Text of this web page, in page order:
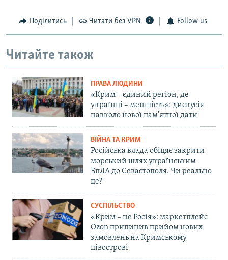
Поділитись Читати без VPN Follow us
Читайте також
ПРАВА ЛЮДИНИ
«Крим – єдиний регіон, де
українці – меншість»: дискусія
навколо нової пам'ятної дати
ВІЙНА ТА КРИМ
Російська влада обіцяє закрити
морський шлях українським
БпЛА до Севастополя. Чи реально
це?
СУСПІЛЬСТВО
«Крим – не Росія»: маркетплейс
Ozon припинив прийом нових
замовлень на Кримському
півострові